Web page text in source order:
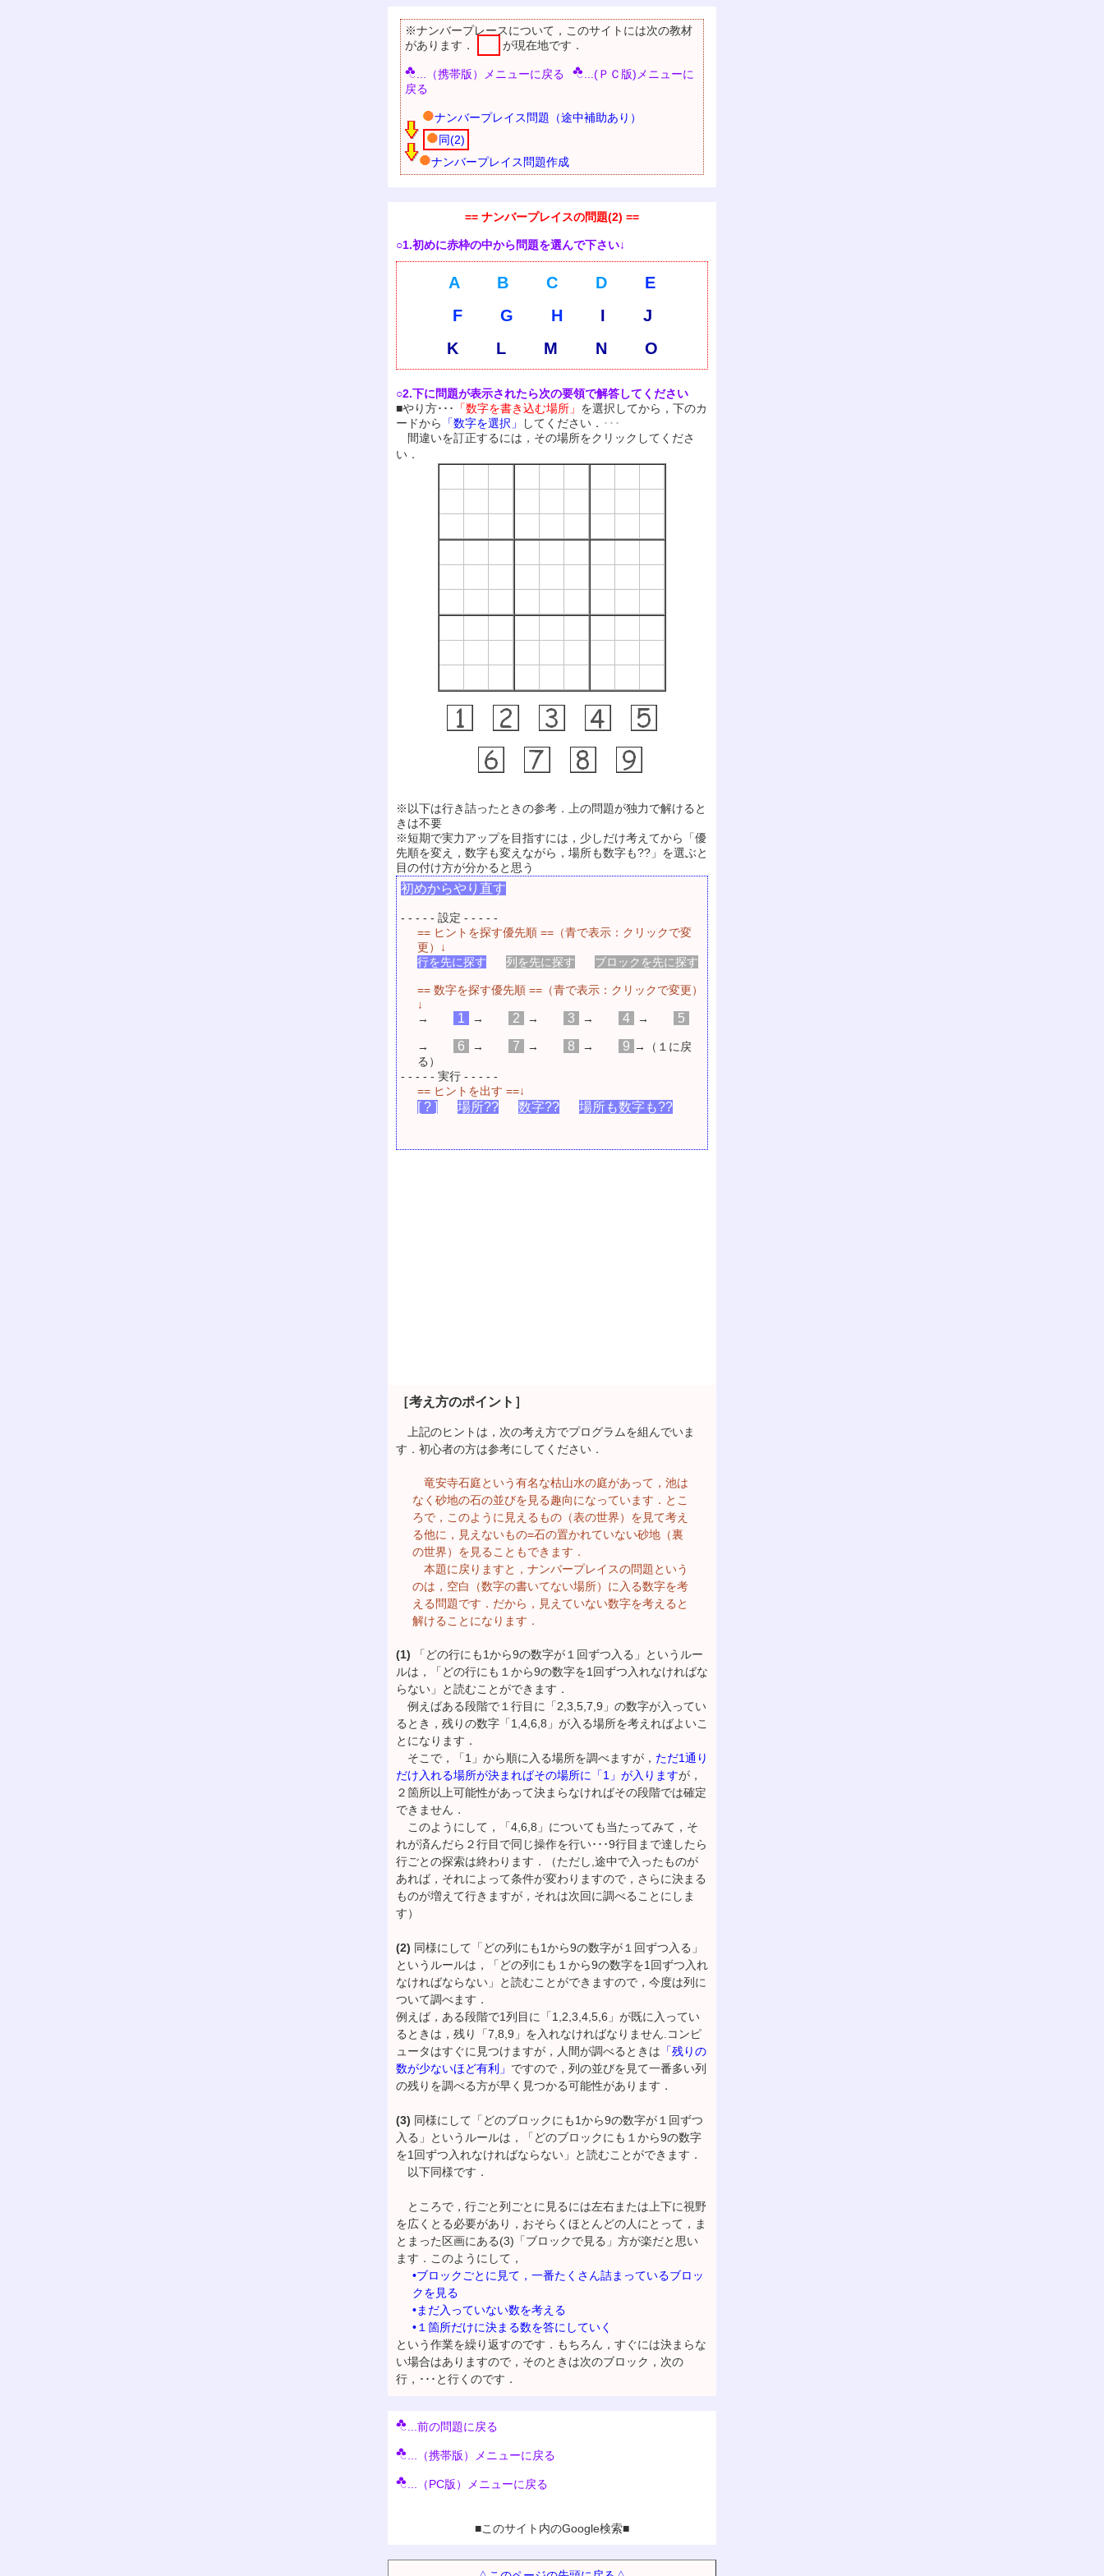
※ナンバープレースについて，このサイトには次の教材
があります．
が現在地です．
...（携帯版）メニューに戻る
...(ＰＣ版)メニューに
戻る
ナンバープレイス問題（途中補助あり）
同(2)
ナンバープレイス問題作成
== ナンバープレイスの問題(2) ==
○1.初めに赤枠の中から問題を選んで下さい↓
A B C D
E
F
G H I
J
K
L M N O
○2.下に問題が表示されたら次の要領で解答してください
■やり方･･･
「数字を書き込む場所」 を選択してから，下のカ
ードから
「数字を選択」 してください． ･･･
間違いを訂正するには，その場所をクリックしてくださ
い．
※以下は行き詰ったときの参考．上の問題が独力で解けると
きは不要
※短期で実力アップを目指すには，少しだけ考えてから「優
先順を変え，数字も変えながら，場所も数字も??」を選ぶと
目の付け方が分かると思う
初めからやり直す
- - - - - 設定 - - - - -
== ヒントを探す優先順 ==（青で表示：クリックで変
更）↓
行を先に探す
列を先に探す ブロックを先に探す
== 数字を探す優先順 ==（青で表示：クリックで変更）
↓
→
1 → 2 → 3 → 4 → 5
→ 6 → 7 → 8 → 9 →（１に戻
る）
- - - - - 実行 - - - - -
== ヒントを出す ==↓
[ ? ] 場所?? 数字?? 場所も数字も??
［考え方のポイント］
上記のヒントは，次の考え方でプログラムを組んでいま
す．初心者の方は参考にしてください．
竜安寺石庭という有名な枯山水の庭があって，池は
なく砂地の石の並びを見る趣向になっています．とこ
ろで，このように見えるもの（表の世界）を見て考え
る他に，見えないもの=石の置かれていない砂地（裏
の世界）を見ることもできます．
本題に戻りますと，ナンバープレイスの問題という
のは，空白（数字の書いてない場所）に入る数字を考
える問題です．だから，見えていない数字を考えると
解けることになります．
(1) 「どの行にも1から9の数字が１回ずつ入る」というルー
ルは，「どの行にも１から9の数字を1回ずつ入れなければな
らない」と読むことができます．
例えばある段階で１行目に「2,3,5,7,9」の数字が入ってい
るとき，残りの数字「1,4,6,8」が入る場所を考えればよいこ
とになります．
そこで，「1」から順に入る場所を調べますが， ただ1通り
だけ入れる場所が決まればその場所に「1」が入りますが，
２箇所以上可能性があって決まらなければその段階では確定
できません．
このようにして，「4,6,8」についても当たってみて，そ
れが済んだら２行目で同じ操作を行い･･･9行目まで達したら
行ごとの探索は終わります．（ただし,途中で入ったものが
あれば，それによって条件が変わりますので，さらに決まる
ものが増えて行きますが，それは次回に調べることにしま
す）
(2) 同様にして「どの列にも1から9の数字が１回ずつ入る」
というルールは，「どの列にも１から9の数字を1回ずつ入れ
なければならない」と読むことができますので，今度は列に
ついて調べます．
例えば，ある段階で1列目に「1,2,3,4,5,6」が既に入ってい
るときは，残り「7,8,9」を入れなければなりません.コンピ
ュータはすぐに見つけますが，人間が調べるときは 「残りの
数が少ないほど有利」 ですので，列の並びを見て一番多い列
の残りを調べる方が早く見つかる可能性があります．
(3) 同様にして「どのブロックにも1から9の数字が１回ずつ
入る」というルールは，「どのブロックにも１から9の数字
を1回ずつ入れなければならない」と読むことができます．
以下同様です．
ところで，行ごと列ごとに見るには左右または上下に視野
を広くとる必要があり，おそらくほとんどの人にとって，ま
とまった区画にある(3)「ブロックで見る」方が楽だと思い
ます．このようにして，
•ブロックごとに見て，一番たくさん詰まっているブロッ
クを見る
•まだ入っていない数を考える
•１箇所だけに決まる数を答にしていく
という作業を繰り返すのです．もちろん，すぐには決まらな
い場合はありますので，そのときは次のブロック，次の
行，･･･と行くのです．
...前の問題に戻る
...（携帯版）メニューに戻る
...（PC版）メニューに戻る
■このサイト内のGoogle検索■